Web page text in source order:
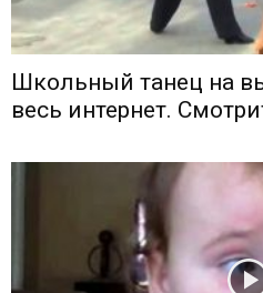
Школьный танец на
весь интернет.